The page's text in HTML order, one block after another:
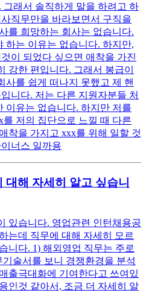
그래서 솔직하게 말을 하려고 하
직무만을 바라보면서 구직을
를 희망하는 회사는 없습니다.
하는 이유는 없습니다. 하지만,
이 되었다 싶으면 애착을 가진
강한 편입니다. 그래서 봉급이
사를 쉽게 떠나지 못했고 제 핸
니다. 저는 다른 지원자분들 처
이유는 없습니다. 하지만 저를
저의 집단으로 느낄 때 다른
착을 가지고 xxx를 위해 일할 것
너스 일까용
대해 자세히 알고 싶습니
있습니다. 영업관련 인턴채용공
는데 직무에 대해 자세히 모르
니다. 1) 해외영업 직무는 주로
술서를 보니 경쟁환경을 분석
출극대화에 기여한다고 쓰여있
인것 같아서, 조금 더 자세히 알